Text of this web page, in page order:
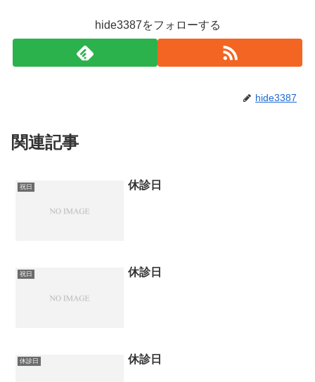
hide3387をフォローする
hide3387
関連記事
祝日 休診日
祝日 休診日
休診日 休診日